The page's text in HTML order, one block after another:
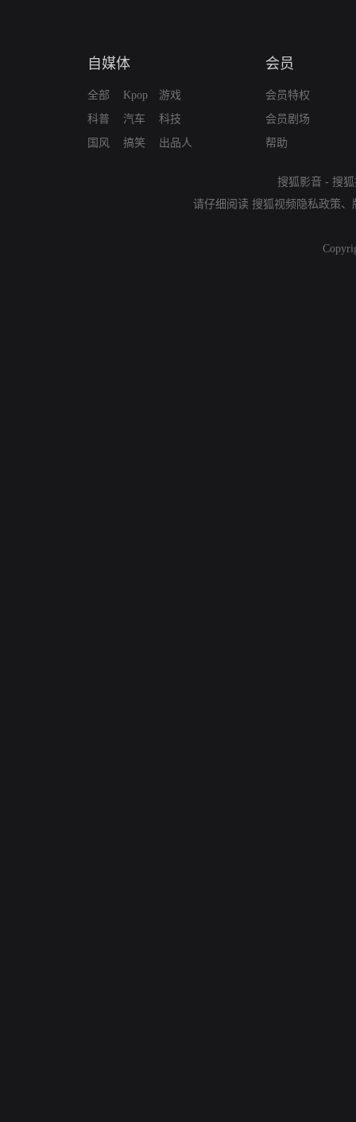
自媒体
全部
科普
国风
Kpop
汽车
搞笑
游戏
科技
出品人
会员
会员特权
会员剧场
帮助
搜狐影音 - 搜
请仔细阅读 搜狐视频隐私政策、